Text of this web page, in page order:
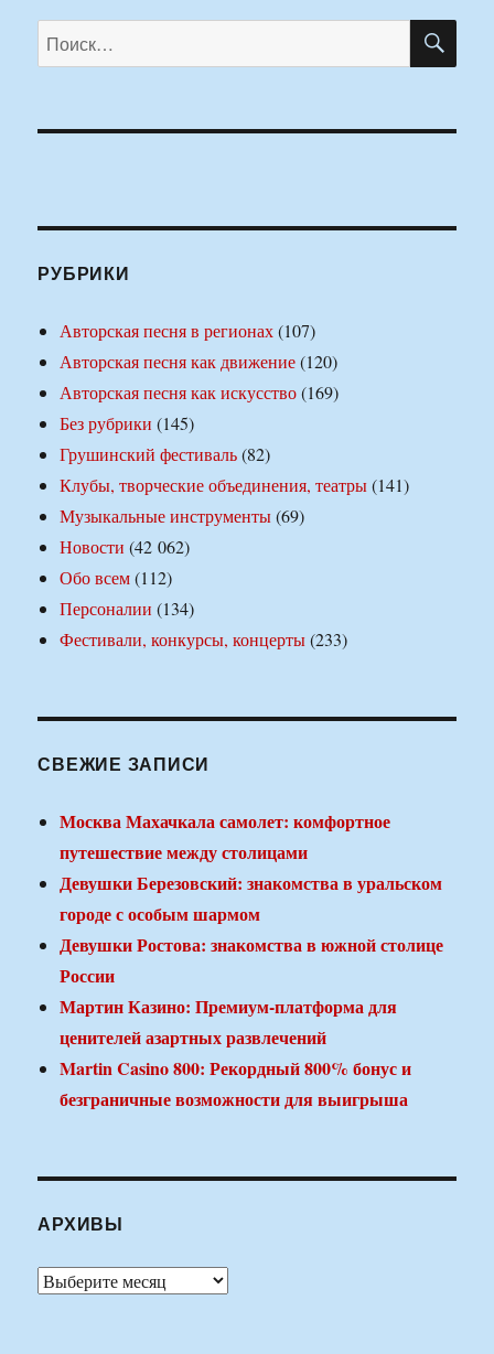
Искать:
РУБРИКИ
Авторская песня в регионах(107)
Авторская песня как движение(120)
Авторская песня как искусство(169)
Без рубрики (145)
Грушинский фестиваль(82)
Клубы, творческие объединения, театры(141)
Музыкальные инструменты(69)
Новости (42 062)
Обо всем(112)
Персоналии (134)
Фестивали, конкурсы, концерты(233)
СВЕЖИЕ ЗАПИСИ
Москва Махачкала самолет: комфортное
путешествие между столицами
Девушки Березовский: знакомства в уральском
городе с особым шармом
Девушки Ростова: знакомства в южной столице
России
Мартин Казино: Премиум-платформа для
ценителей азартных развлечений
Martin Casino 800: Рекордный 800% бонус и
безграничные возможности для выигрыша
АРХИВЫ
Архивы